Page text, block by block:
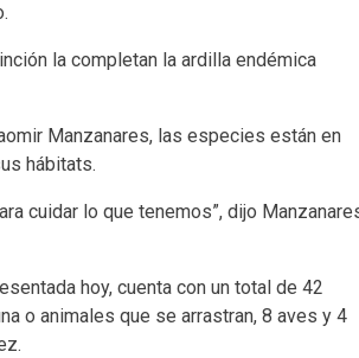
la completan la ardilla endémica
Manzanares, las especies están en
hábitats.
cuidar lo que tenemos”, dijo
hoy, cuenta con un total de 42
o animales que se arrastran, 8 aves y 4